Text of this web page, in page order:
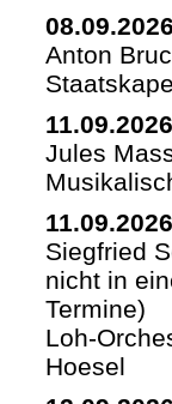
08.09.2026
Anton
11.09.2026
Jules
11.09.2026
Siegfried
nicht in
Termine)
Loh-
Hoesel